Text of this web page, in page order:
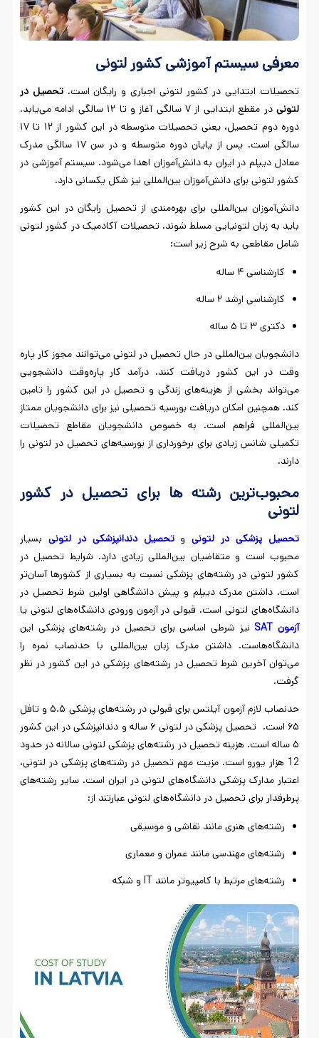
معرفی سیستم آموزشی کشور لتونی
تحصیلات ابتدایی در کشور لتونی اجباری و رایگان است.تحصیل در
لتونی
در مقطع ابتدایی از ۷ سالگی آغاز و تا ۱۲ سالگی ادامه می‌یابد.
دوره دوم تحصیل، یعنی تحصیلات متوسطه در این کشور از ۱۲ تا ۱۷
سالگی است. پس از پایان دوره متوسطه و در سن ۱۷ سالگی مدرک
معادل دیپلم در ایران به دانش‌آموزان اهدا می‌شود. سیستم آموزشی در
کشور لتونی برای دانش‌آموزان بین‌المللی نیز شکل یکسانی دارد.
دانش‌آموزان بین‌المللی برای بهره‌مندی از تحصیل رایگان در این کشور
باید به زبان لتونیایی مسلط شوند. تحصیلات آکادمیک در کشور لتونی
شامل مقاطعی به شرح زیر است:
کارشناسی ۴ ساله
کارشناسی ارشد ۲ ساله
دکتری ۳ تا ۵ ساله
دانشجویان بین‌المللی در حال تحصیل در لتونی می‌توانند مجوز کار پاره
وقت در این کشور دریافت کنند. درآمد کار پاره‌وقت دانشجویی
می‌تواند بخشی از هزینه‌های زندگی و تحصیل در این کشور را تامین
کند. همچنین امکان دریافت بورسیه تحصیلی نیز برای دانشجویان ممتاز
بین‌المللی فراهم است. به خصوص دانشجویان مقاطع تحصیلات
تکمیلی شانس زیادی برای برخورداری از بورسیه‌های تحصیل در لتونی را
دارند.
محبوب‌ترین رشته ها برای تحصیل در کشور
لتونی
تحصیل پزشکی در لتونیوتحصیل دندانپزشکی در لتونی بسیار
محبوب است و متقاضیان بین‌المللی زیادی دارد. شرایط تحصیل در
کشور لتونی در رشته‌های پزشکی نسبت به بسیاری از کشورها آسان‌تر
است. داشتن مدرک دیپلم و پیش دانشگاهی اولین شرط تحصیل در
دانشگاه‌های لتونی است. قبولی در آزمون ورودی دانشگاه‌های لتونی یا
آزمون SAT نیز شرطی اساسی برای تحصیل در رشته‌های پزشکی این
دانشگاه‌هاست. داشتن مدرک زبان بین‌المللی با حدنصاب نمره را
می‌توان آخرین شرط تحصیل در رشته‌های پزشکی در این کشور در نظر
گرفت.
حدنصاب لازم آزمون آیلتس برای قبولی در رشته‌های پزشکی ۵.۵ و تافل
۶۵ است. تحصیل پزشکی در لتونی ۶ ساله و دندانپزشکی در این کشور
۵ ساله است. هزینه تحصیل در رشته‌های پزشکی لتونی سالانه در حدود
12 هزار یورو است. مزیت مهم تحصیل در رشته‌های پزشکی در لتونی،
اعتبار مدارک پزشکی دانشگاه‌های لتونی در ایران است. سایر رشته‌های
پرطرفدار برای تحصیل در دانشگاه‌های لتونی عبارتند از:
رشته‌های هنری مانند نقاشی و موسیقی
رشته‌های مهندسی مانند عمران و معماری
رشته‌های مرتبط با کامپیوتر مانند IT و شبکه